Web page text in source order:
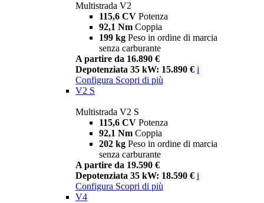
Multistrada V2
115,6 CV Potenza
92,1 Nm Coppia
199 kg Peso in ordine di marcia
senza carburante
A partire da 16.890 €
Depotenziata 35 kW: 15.890 € i
Configura Scopri di più
V2 S
Multistrada V2 S
115,6 CV Potenza
92,1 Nm Coppia
202 kg Peso in ordine di marcia
senza carburante
A partire da 19.590 €
Depotenziata 35 kW: 18.590 € i
Configura Scopri di più
V4